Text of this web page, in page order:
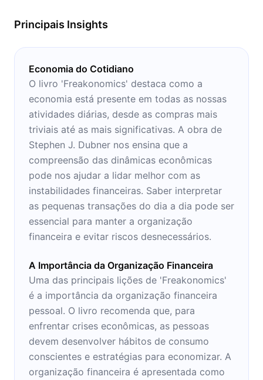
Principais Insights
Economia do Cotidiano
O livro 'Freakonomics' destaca como a
economia está presente em todas as nossas
atividades diárias, desde as compras mais
triviais até as mais significativas. A obra de
Stephen J. Dubner nos ensina que a
compreensão das dinâmicas econômicas
pode nos ajudar a lidar melhor com as
instabilidades financeiras. Saber interpretar
as pequenas transações do dia a dia pode ser
essencial para manter a organização
financeira e evitar riscos desnecessários.
A Importância da Organização Financeira
Uma das principais lições de 'Freakonomics'
é a importância da organização financeira
pessoal. O livro recomenda que, para
enfrentar crises econômicas, as pessoas
devem desenvolver hábitos de consumo
conscientes e estratégias para economizar. A
organização financeira é apresentada como